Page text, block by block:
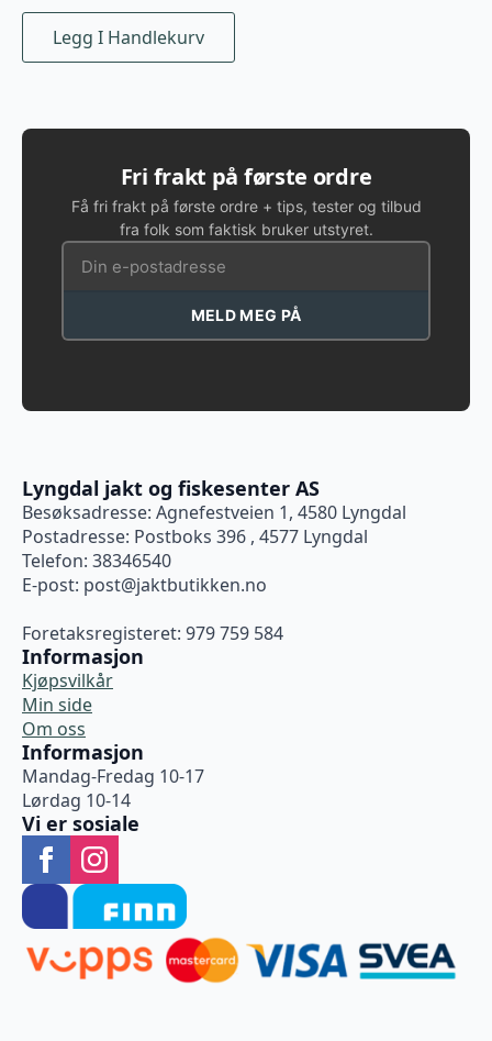
Legg I Handlekurv
Fri frakt på første ordre
Få fri frakt på første ordre + tips, tester og tilbud
fra folk som faktisk bruker utstyret.
MELD MEG PÅ
Lyngdal jakt og fiskesenter AS
Besøksadresse: Agnefestveien 1, 4580 Lyngdal
Postadresse: Postboks 396 , 4577 Lyngdal
Telefon: 38346540
E-post: post@jaktbutikken.no
Foretaksregisteret: 979 759 584
Informasjon
Kjøpsvilkår
Min side
Om oss
Informasjon
Mandag-Fredag 10-17
Lørdag 10-14
Vi er sosiale